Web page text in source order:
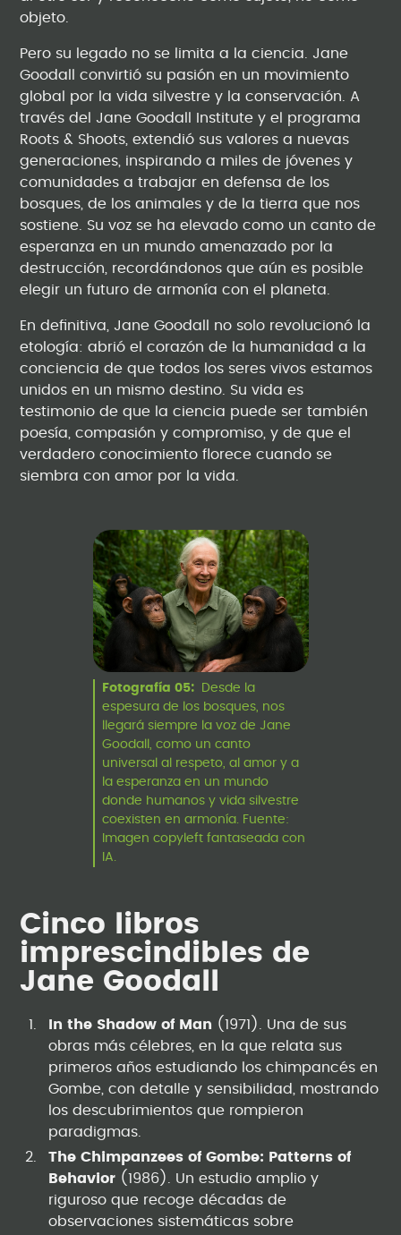
objeto.
Pero su legado no se limita a la ciencia. Jane
Goodall convirtió su pasión en un movimiento
global por la vida silvestre y la conservación. A
través del Jane Goodall Institute y el programa
Roots & Shoots, extendió sus valores a nuevas
generaciones, inspirando a miles de jóvenes y
comunidades a trabajar en defensa de los
bosques, de los animales y de la tierra que nos
sostiene. Su voz se ha elevado como un canto de
esperanza en un mundo amenazado por la
destrucción, recordándonos que aún es posible
elegir un futuro de armonía con el planeta.
En definitiva, Jane Goodall no solo revolucionó la
etología: abrió el corazón de la humanidad a la
conciencia de que todos los seres vivos estamos
unidos en un mismo destino. Su vida es
testimonio de que la ciencia puede ser también
poesía, compasión y compromiso, y de que el
verdadero conocimiento florece cuando se
siembra con amor por la vida.
Fotografía 05:
Desde la
espesura de los bosques, nos
llegará siempre la voz de Jane
Goodall, como un canto
universal al respeto, al amor y a
la esperanza en un mundo
donde humanos y vida silvestre
coexisten en armonía. Fuente:
Imagen copyleft fantaseada con
IA.
Cinco libros
imprescindibles de
Jane Goodall
In the Shadow of Man (1971). Una de sus
obras más célebres, en la que relata sus
primeros años estudiando los chimpancés en
Gombe, con detalle y sensibilidad, mostrando
los descubrimientos que rompieron
paradigmas.
The Chimpanzees of Gombe: Patterns of
Behavior (1986). Un estudio amplio y
riguroso que recoge décadas de
observaciones sistemáticas sobre